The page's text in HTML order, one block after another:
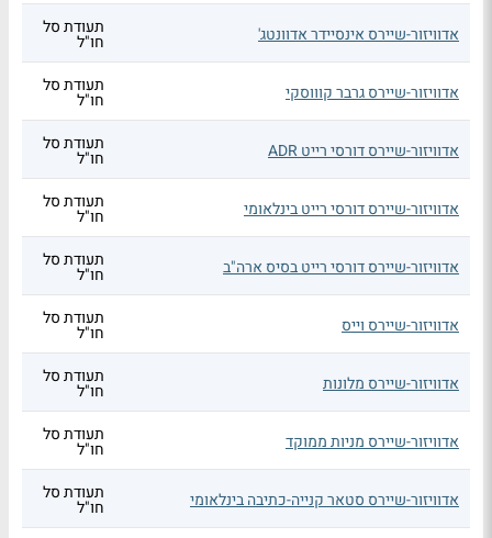
אדוויזור-שיירס אינסיידר אדוונטג' תעודת סל
חו"ל
אדוויזור-שיירס גרבר קוווסקי תעודת סל
חו"ל
אדוויזור-שיירס דורסי רייט ADR תעודת סל
חו"ל
אדוויזור-שיירס דורסי רייט בינלאומי תעודת סל
חו"ל
אדוויזור-שיירס דורסי רייט בסיס ארה"ב תעודת סל
חו"ל
אדוויזור-שיירס וייס תעודת סל
חו"ל
אדוויזור-שיירס מלונות תעודת סל
חו"ל
אדוויזור-שיירס מניות ממוקד תעודת סל
חו"ל
אדוויזור-שיירס סטאר קנייה-כתיבה בינלאומי תעודת סל
חו"ל